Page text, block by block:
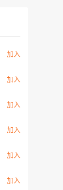
稀
加入
加入
加入
加入
加入
加入